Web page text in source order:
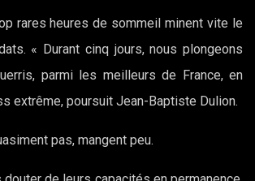
rares heures de sommeil minent vite le
« Durant cinq jours, nous plongeons
parmi les meilleurs de France, en
extrême, poursuit Jean-Baptiste Dulion.
pas, mangent peu.